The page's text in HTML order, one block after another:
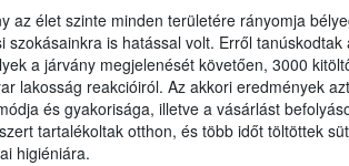
az élet szinte minden területére rányomja
szokásainkra is hatással volt. Erről tanúskodtak
a járvány megjelenését követően, 3000
lakosság reakcióiról. Az akkori eredmények
és gyakorisága, illetve a vásárlást
tartalékoltak otthon, és több időt töltöttek
higiéniára.